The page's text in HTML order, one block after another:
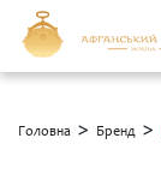
Головна > Бренд >